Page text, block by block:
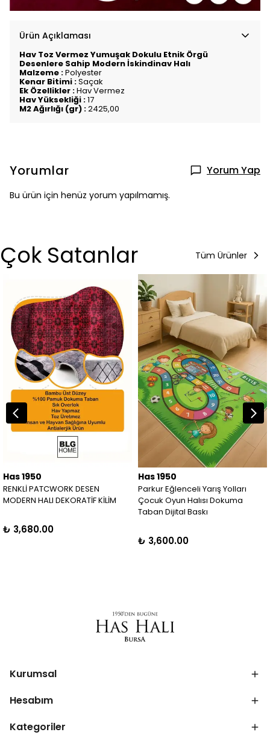
Ürün Açıklaması
Hav Toz Vermez Yumuşak Dokulu Etnik Örgü
Desenlere Sahip Modern İskindinav Halı
Malzeme :Polyester
Kenar Bitimi :Saçak
Ek Özellikler :Hav Vermez
Hav Yüksekliği :17
M2 Ağırlığı (gr) :2425,00
Yorumlar Yorum Yap
Bu ürün için henüz yorum yapılmamış.
Çok Satanlar Tüm Ürünler
Has 1950
RENKLİ PATCWORK DESEN
MODERN HALI DEKORATİF KİLİM
₺ 3,680.00
Has 1950
Parkur Eğlenceli Yarış Yolları
Çocuk Oyun Halısı Dokuma
Taban Dijital Baskı
₺ 3,600.00
Kurumsal
Hesabım
Kategoriler